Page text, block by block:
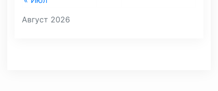
Август 2026